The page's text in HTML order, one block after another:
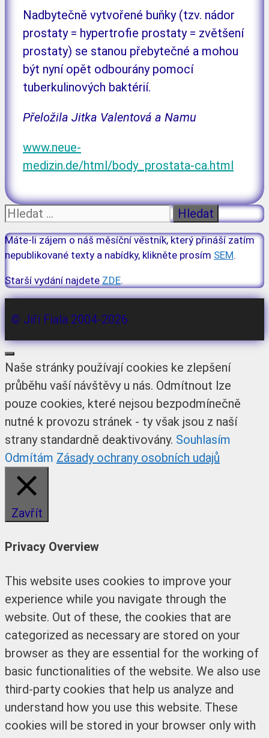
Nadbytečně vytvořené buňky (tzv. nádor
prostaty = hypertrofie prostaty = zvětšení
prostaty) se stanou přebytečné a mohou
být nyní opět odbourány pomocí
tuberkulinových baktérií.
Přeložila Jitka Valentová a Namu
www.neue-
medizin.de/html/body_prostata-ca.html
Hledat:
Máte-li zájem o náš měsíční věstník, který přináší zatím
nepublikované texty a nabídky, klikněte prosím SEM.
Starší vydání najdete ZDE.
© Jiří Fiala 2004-2026
Zavřít
Naše stránky používají cookies ke zlepšení
průběhu vaší návštěvy u nás. Odmítnout lze
pouze cookies, které nejsou bezpodmínečně
nutné k provozu stránek - ty však jsou z naší
strany standardně deaktivovány. Souhlasím
Odmítám Zásady ochrany osobních udajů
Zavřít
Privacy Overview
This website uses cookies to improve your
experience while you navigate through the
website. Out of these, the cookies that are
categorized as necessary are stored on your
browser as they are essential for the working of
basic functionalities of the website. We also use
third-party cookies that help us analyze and
understand how you use this website. These
cookies will be stored in your browser only with